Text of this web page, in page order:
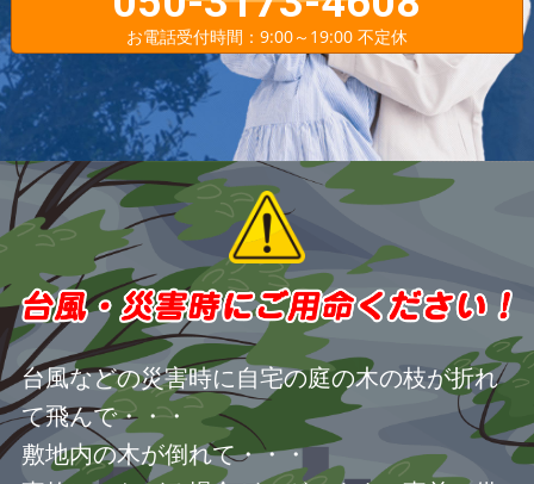
お電話受付時間：9:00～19:00 不定休
台風などの災害時に自宅の庭の木の枝が折れ
て飛んで・・・
敷地内の木が倒れて・・・